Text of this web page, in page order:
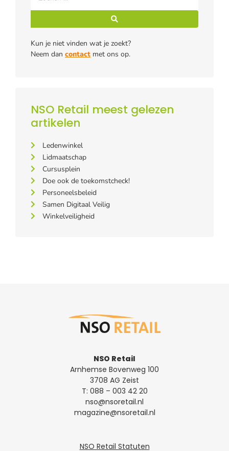
Kun je niet vinden wat je zoekt?
Neem dan contact met ons op.
NSO Retail meest gelezen
artikelen
Ledenwinkel
Lidmaatschap
Cursusplein
Doe ook de toekomstcheck!
Personeelsbeleid
Samen Digitaal Veilig
Winkelveiligheid
NSO Retail
Arnhemse Bovenweg 100
3708 AG Zeist
T: 088 – 003 42 20
nso@nsoretail.nl
magazine@nsoretail.nl
NSO Retail Statuten